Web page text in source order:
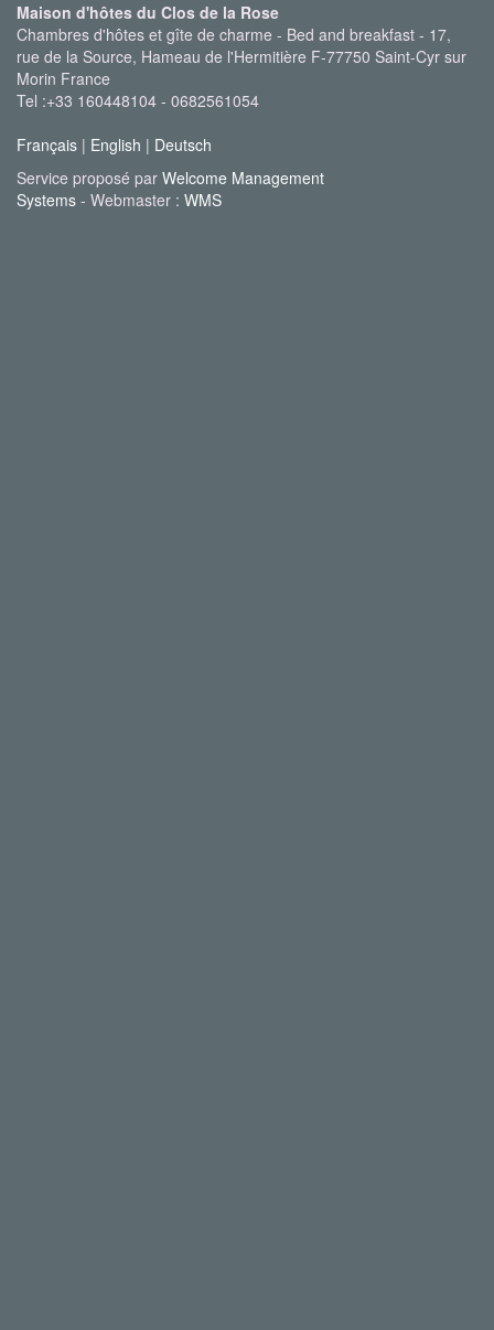
Maison d'hôtes du Clos de la Rose
Chambres d'hôtes et gîte de charme - Bed and breakfast - 17,
rue de la Source, Hameau de l'Hermitière F-77750 Saint-Cyr sur
Morin France
Tel :+33 160448104 - 0682561054
Français | English | Deutsch
Service proposé par Welcome Management
Systems - Webmaster : WMS